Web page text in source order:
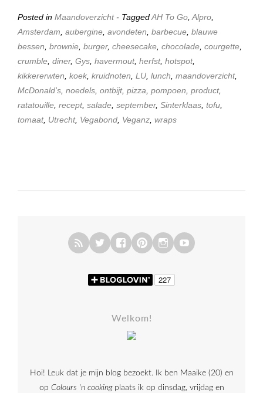
Posted in Maandoverzicht - TaggedAH To Go,Alpro,
Amsterdam, aubergine, avondeten, barbecue, blauwe
bessen, brownie, burger, cheesecake, chocolade, courgette,
crumble, diner, Gys, havermout, herfst, hotspot,
kikkererwten, koek, kruidnoten, LU, lunch, maandoverzicht,
McDonald's, noedels, ontbijt, pizza, pompoen, product,
ratatouille, recept, salade, september, Sinterklaas, tofu,
tomaat, Utrecht, Vegabond, Veganz, wraps
Welkom!
Hoi! Leuk dat je mijn blog bezoekt. Ik ben Maaike (20) en
op Colours 'n cookingplaats ik op dinsdag, vrijdag en